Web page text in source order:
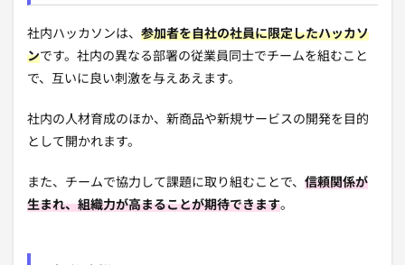
社内ハッカソンは、 参加者を自社の社員に限定したハッカソ
ンです。社内の異なる部署の従業員同士でチームを組むこと
で、互いに良い刺激を与えあえます。
社内の人材育成のほか、新商品や新規サービスの開発を目的
として開かれます。
また、チームで協力して課題に取り組むことで、 信頼関係が
生まれ、組織力が高まることが期待できます。